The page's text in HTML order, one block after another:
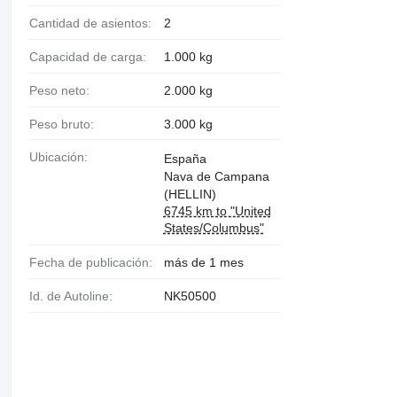
Cantidad de asientos: 2
Capacidad de carga: 1.000 kg
Peso neto: 2.000 kg
Peso bruto: 3.000 kg
Ubicación:
España
Nava de Campana
(HELLIN)
6745 km to "United
States/Columbus"
Fecha de publicación: más de 1 mes
Id. de Autoline: NK50500